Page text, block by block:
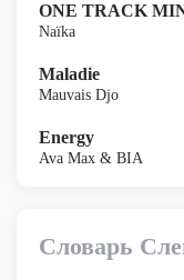
ONE TRACK
Naïka
Maladie
Mauvais Djo
Energy
Ava Max & BIA
Словарь